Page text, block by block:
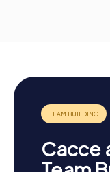
Cacce